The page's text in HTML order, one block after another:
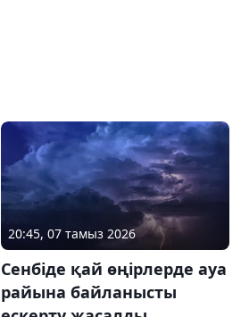
20:45, 07 тамыз 2026
Сенбіде қай өңірлерде ауа
райына байланысты